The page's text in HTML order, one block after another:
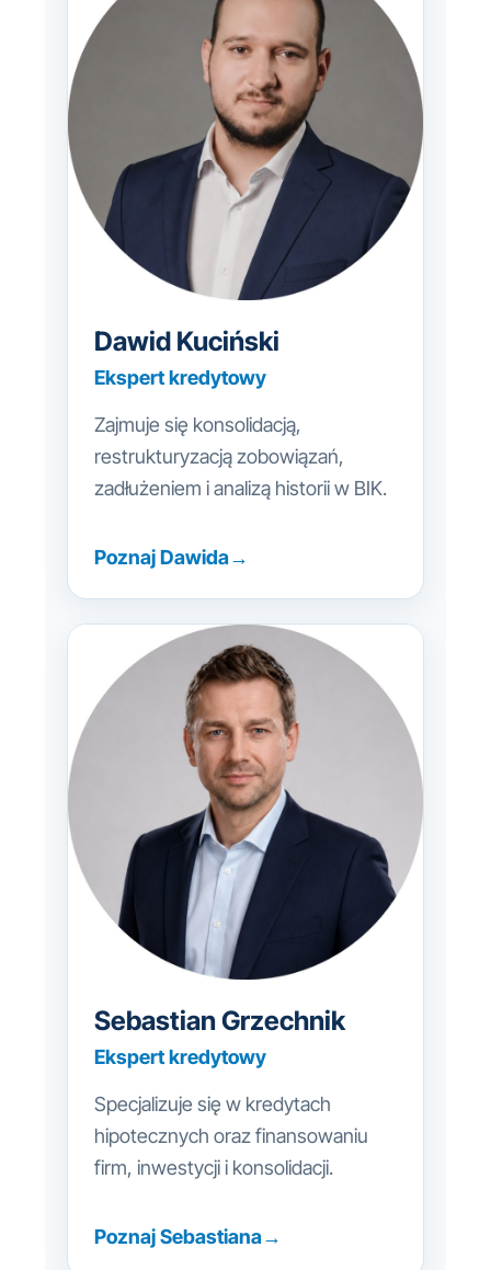
Dawid Kuciński
Ekspert kredytowy
Zajmuje się konsolidacją,
restrukturyzacją zobowiązań,
zadłużeniem i analizą historii w BIK.
Poznaj Dawida→
Sebastian Grzechnik
Ekspert kredytowy
Specjalizuje się w kredytach
hipotecznych oraz finansowaniu
firm, inwestycji i konsolidacji.
Poznaj Sebastiana→